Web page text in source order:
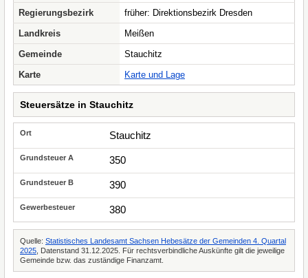
Regierungsbezirk
früher: Direktionsbezirk Dresden
Landkreis
Meißen
Gemeinde
Stauchitz
Karte
Karte und Lage
Steuersätze in Stauchitz
Stauchitz
350
390
380
Quelle: Statistisches Landesamt Sachsen Hebesätze der Gemeinden 4. Quartal
2025 , Datenstand 31.12.2025. Für rechtsverbindliche Auskünfte gilt die jeweilige
Gemeinde bzw. das zuständige Finanzamt.